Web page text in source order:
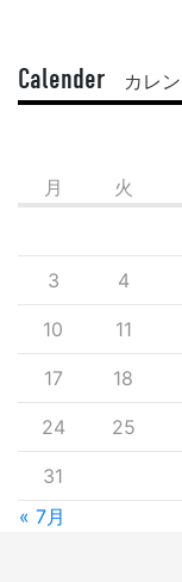
Calender カレ
月
火
« 7月
3 4
10 11
17 18
24 25
31